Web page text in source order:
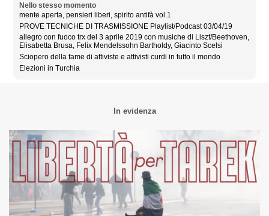
Nello stesso momento
mente aperta, pensieri liberi, spirito antifà vol.1
PROVE TECNICHE DI TRASMISSIONE Playlist/Podcast 03/04/19
allegro con fuoco trx del 3 aprile 2019 con musiche di Liszt/Beethoven,
Elisabetta Brusa, Felix Mendelssohn Bartholdy, Giacinto Scelsi
Sciopero della fame di attiviste e attivisti curdi in tutto il mondo
Elezioni in Turchia
In evidenza